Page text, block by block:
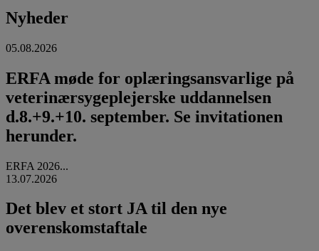
Nyheder
05.08.2026
ERFA møde for oplæringsansvarlige på
veterinærsygeplejerske uddannelsen
d.8.+9.+10. september. Se invitationen
herunder.
ERFA 2026...
13.07.2026
Det blev et stort JA til den nye
overenskomstaftale